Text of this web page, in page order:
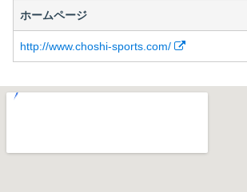
ホームページ
http://www.choshi-sports.com/